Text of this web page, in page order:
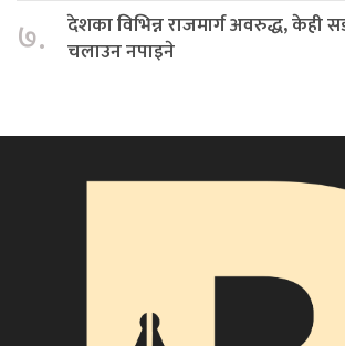
७.
देशका विभिन्न राजमार्ग अवरुद्ध, केही
चलाउन नपाइने